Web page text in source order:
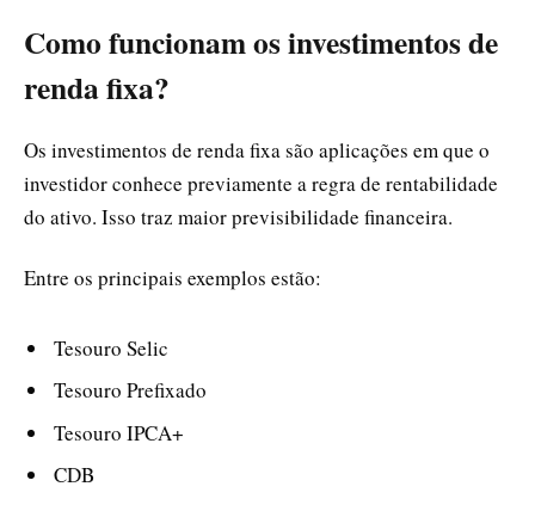
Como funcionam os investimentos de
renda fixa?
Os investimentos de renda fixa são aplicações em que o
investidor conhece previamente a regra de rentabilidade
do ativo. Isso traz maior previsibilidade financeira.
Entre os principais exemplos estão:
Tesouro Selic
Tesouro Prefixado
Tesouro IPCA+
CDB